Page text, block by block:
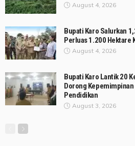
August 4, 2026
Bupati Karo Salurkan
Perluas 1.200 Hektare
August 4, 2026
Bupati Karo Lantik 20
Dorong
Pendidikan
August 3, 2026